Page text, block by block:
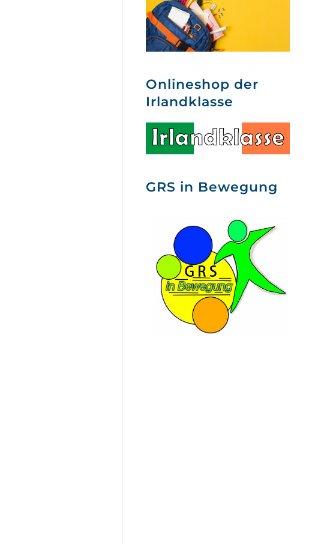
Onlineshop der
Irlandklasse
GRS in Bewegung